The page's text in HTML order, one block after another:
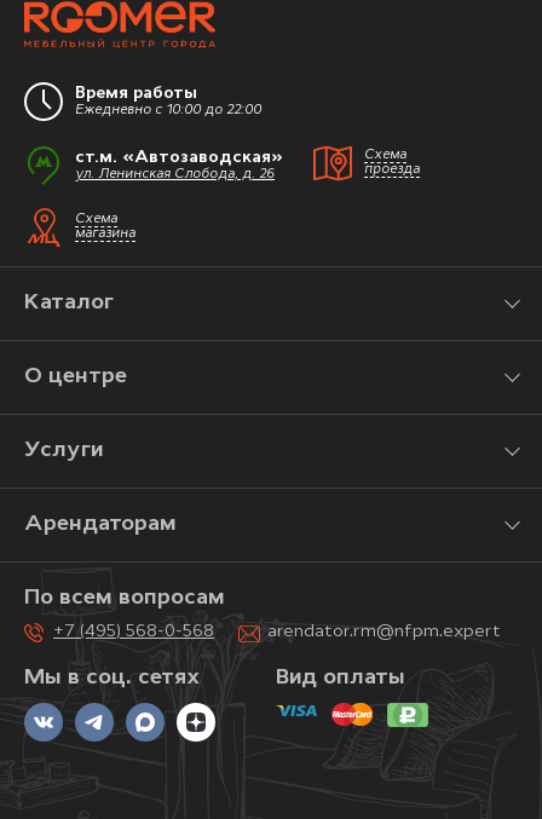
Время работы
Ежедневно с 10:00 до 22:00
ст.м. «Автозаводская»
ул. Ленинская Слобода, д. 26
Схема
проезда
Схема
магазина
Каталог
О центре
Услуги
Арендаторам
Мы в соц. сетях
По всем вопросам
+7 (495) 568-0-568 arendator.rm@nfpm.expert
Вид оплаты